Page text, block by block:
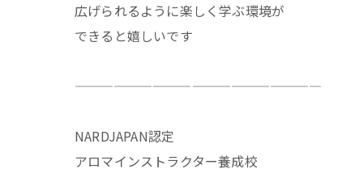
広げられるように楽しく学ぶ環境が
できると嬉しいです
———————————————————
NARDJAPAN認定
アロマインストラクター養成校